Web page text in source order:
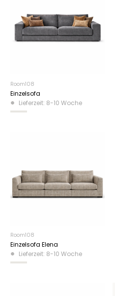
Room108
Einzelsofa
Lieferzeit: 8-10 Woche
Room108
Einzelsofa Elena
Lieferzeit: 8-10 Woche